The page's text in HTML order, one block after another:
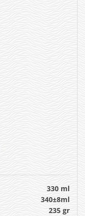
330 ml
340±8ml
235 gr